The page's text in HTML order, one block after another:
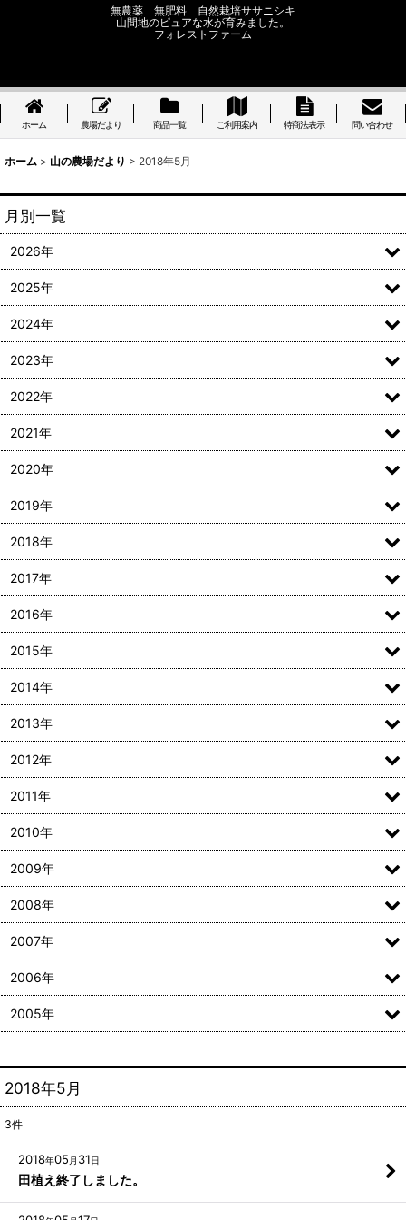
無農薬 無肥料 自然栽培ササニシキ
山間地のピュアな水が育みました。
フォレストファーム
ホーム 農場だより 商品一覧 ご利用案内 特商法表示 問い合わせ
ホーム > 山の農場だより > 2018年5月
2018年5月
3件
2018年05 月 31日
田植え終了しました。
月別一覧
2026年
2025年
2024年
2023年
2022年
2021年
2020年
2019年
2018年
2017年
2016年
2015年
2014年
2013年
2012年
2011年
2010年
2009年
2008年
2007年
2006年
2005年